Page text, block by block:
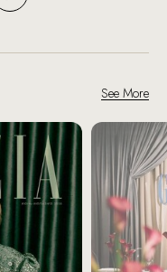
See More